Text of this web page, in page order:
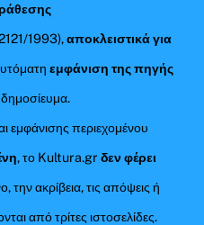
1993),αποκλειστικά για
εμφάνιση της πηγής
εμφάνισης περιεχομένου
, το Kultura.grδεν φέρει
την ακρίβεια, τις απόψεις ή
από τρίτες ιστοσελίδες.